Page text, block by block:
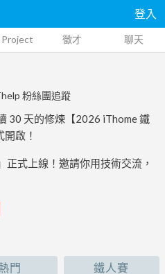
登入
徵才 聊天
粉絲團追蹤
30 天的修煉【2026 iThome 鐵
啟！
式上線！邀請你用技術交流，
門 鐵人賽